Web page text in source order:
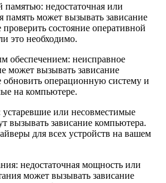
недостаточная или
память может вызывать зависание
состояние оперативной
это необходимо.
обеспечением: неисправное
может вызывать зависание
операционную систему и
на компьютере.
или несовместимые
вызывать зависание компьютера.
для всех устройств на вашем
недостаточная мощность или
может вызывать зависание